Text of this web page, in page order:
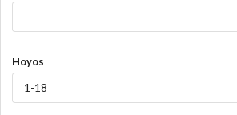
Hoyos
1-18